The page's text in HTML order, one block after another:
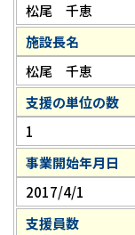
松尾 千恵
施設長名
松尾 千恵
支援の単位の数
1
事業開始年月日
2017/4/1
支援員数